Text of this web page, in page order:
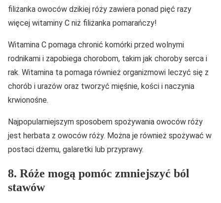
filiżanka owoców dzikiej róży zawiera ponad pięć razy
więcej witaminy C niż filiżanka pomarańczy!
Witamina C pomaga chronić komórki przed wolnymi
rodnikami i zapobiega chorobom, takim jak choroby serca i
rak. Witamina ta pomaga również organizmowi leczyć się z
chorób i urazów oraz tworzyć mięśnie, kości i naczynia
krwionośne.
Najpopularniejszym sposobem spożywania owoców róży
jest herbata z owoców róży. Można je również spożywać w
postaci dżemu, galaretki lub przyprawy.
8. Róże mogą pomóc zmniejszyć ból
stawów